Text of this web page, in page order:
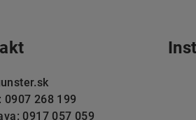
0907 268 199
0917 057 059